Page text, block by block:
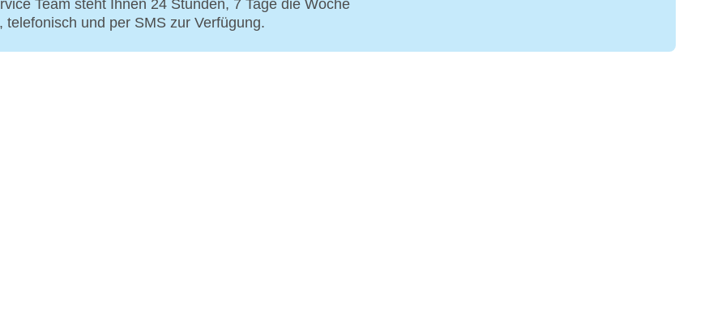
Team steht Ihnen 24 Stunden, 7 Tage die Woche
und per SMS zur Verfügung.